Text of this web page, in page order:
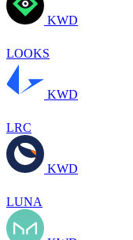
KWD
LOOKS
KWD
LRC
KWD
LUNA